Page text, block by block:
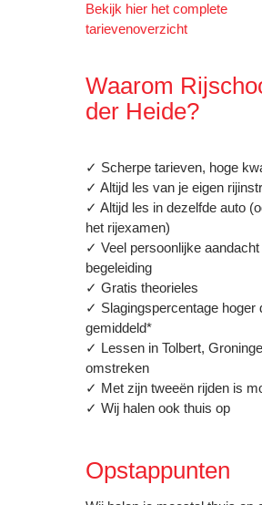
Bekijk hier het complete
tarievenoverzicht
Waarom
der Heide?
✓ Scherpe tarieven, hoge
✓ Altijd les van je eigen
✓ Altijd les in dezelfde auto
het rijexamen)
✓ Veel persoonlijke aandacht
begeleiding
✓ Gratis theorieles
✓ Slagingspercentage hoger
gemiddeld*
✓ Lessen in Tolbert,
omstreken
✓ Met zijn tweeën rijden is
✓ Wij halen ook thuis op
Opstappunten